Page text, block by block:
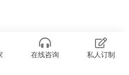
在线咨询 私人订制